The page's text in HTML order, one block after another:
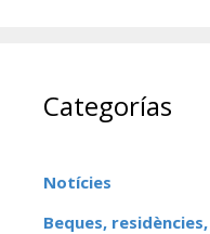
Categorías
Notícies
Beques,